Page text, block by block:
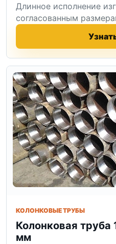
Длинное исполнение
согласованным
КОЛОНКОВЫЕ ТРУБЫ
Колонковая
мм